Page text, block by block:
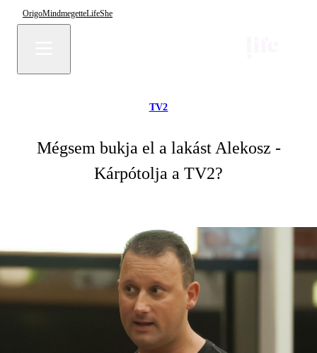
OrigoMindmegetteLifeShe
TV2
Mégsem bukja el a lakást Alekosz -
Kárpótolja a TV2?